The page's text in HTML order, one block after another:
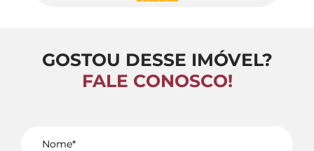
GOSTOU DESSE IMÓVEL?
FALE CONOSCO!